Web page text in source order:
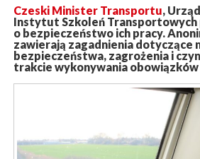
Czeski Minister Transportu,
Instytut Szkoleń
o bezpieczeństwo ich pracy.
zawierają zagadnienia dotyczące
bezpieczeństwa, zagrożenia i
trakcie wykonywania obowiązków